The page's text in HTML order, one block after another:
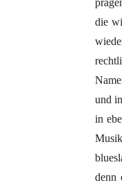
die
und
in
denn